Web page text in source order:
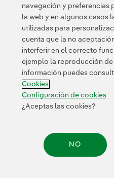
Contacta Política
Transparencia en el uso de
Configuración de cookies
© 2026 Iberdrola,
navegación y preferencias
la web y en algunos casos
utilizadas para
cuenta que la no
interferir en el correcto
ejemplo la reproducción de
información puedes
Cookies
Configuración de cookies
¿Aceptas las cookies?
NO